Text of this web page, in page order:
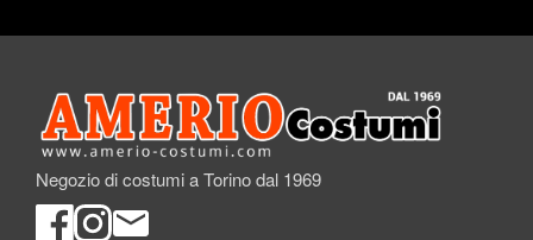
Negozio di costumi a Torino dal 1969